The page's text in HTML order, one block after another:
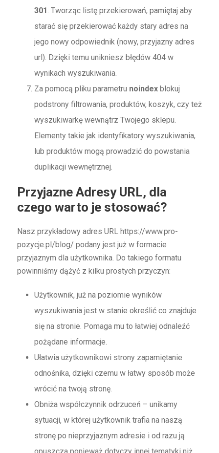
301 . Tworząc listę przekierowań, pamiętaj aby
starać się przekierować każdy stary adres na
jego nowy odpowiednik (nowy, przyjazny adres
url). Dzięki temu unikniesz błędów 404 w
wynikach wyszukiwania.
Za pomocą pliku parametru noindex blokuj
podstrony filtrowania, produktów, koszyk, czy też
wyszukiwarkę wewnątrz Twojego sklepu.
Elementy takie jak identyfikatory wyszukiwania,
lub produktów mogą prowadzić do powstania
duplikacji wewnętrznej.
Przyjazne Adresy URL, dla
czego warto je stosować?
Nasz przykładowy adres URL https://www.pro-
pozycje.pl/blog/ podany jest już w formacie
przyjaznym dla użytkownika. Do takiego formatu
powinniśmy dążyć z kilku prostych przyczyn:
Użytkownik, już na poziomie wyników
wyszukiwania jest w stanie określić co znajduje
się na stronie. Pomaga mu to łatwiej odnaleźć
pożądane informacje.
Ułatwia użytkownikowi strony zapamiętanie
odnośnika, dzięki czemu w łatwy sposób może
wrócić na twoją stronę.
Obniża współczynnik odrzuceń – unikamy
sytuacji, w której użytkownik trafia na naszą
stronę po nieprzyjaznym adresie i od razu ją
opuszcza ponieważ dotyczy innej tematyki niż